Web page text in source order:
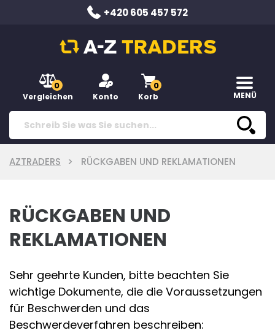
+420 605 457 572
0
Vergleichen Konto
0
Korb MENÜ
AZTRADERS RÜCKGABEN UND REKLAMATIONEN
RÜCKGABEN UND
REKLAMATIONEN
Sehr geehrte Kunden, bitte beachten Sie
wichtige Dokumente, die die Voraussetzungen
für Beschwerden und das
Beschwerdeverfahren beschreiben: